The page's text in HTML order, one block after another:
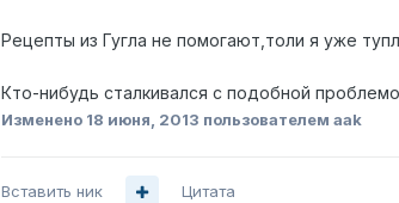
Рецепты из Гугла не помогают,толи я уже
Кто-нибудь сталкивался с подобной
Изменено 18 июня, 2013 пользователем aak
Вставить ник Цитата